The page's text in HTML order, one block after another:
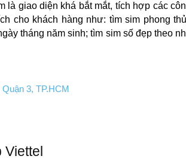
là giao diện khá bắt mắt, tích hợp các
cho khách hàng như: tìm sim phong
tháng năm sinh; tìm sim số đẹp theo
3, TP.HCM